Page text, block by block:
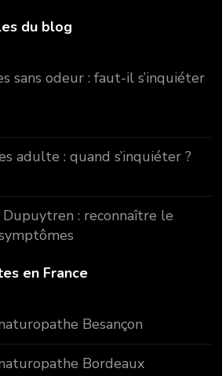
du blog
sans odeur : faut-il s’inquiéter
adulte : quand s’inquiéter ?
: reconnaître le
en France
Besançon
Bordeaux